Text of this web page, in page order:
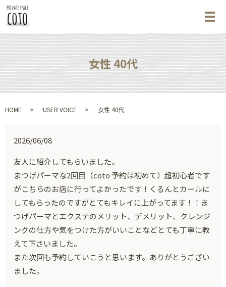
メ
女性 40代
HOME USER VOICE 女性 40代
2026/06/08
友人に紹介してもらいました。
まつげパーマな2回目（coto 予約は初めて）超初心者です
がこちらのお店に行ってよかったです！くるんとカールに
してもらったのですがとてもキレイに上がってます！！ま
つげパーマとエクステのメリット、デメリット、クレンジ
ングの仕方や気をつけた方がいいことなどとても丁寧に教
えて下さいました。
また次回も予約していこうと思います。ありがとうござい
ました。